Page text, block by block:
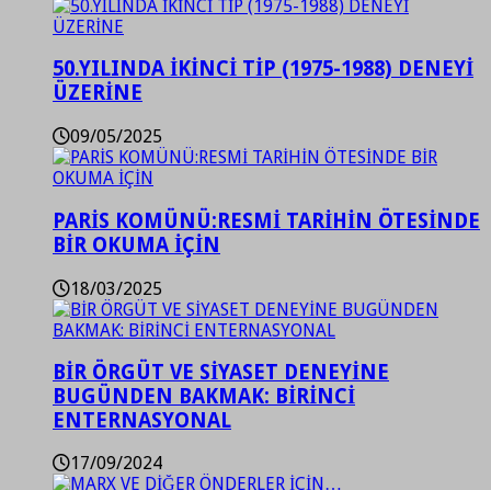
50.YILINDA İKİNCİ TİP (1975-1988) DENEYİ
ÜZERİNE
09/05/2025
PARİS KOMÜNÜ:RESMİ TARİHİN ÖTESİNDE
BİR OKUMA İÇİN
18/03/2025
BİR ÖRGÜT VE SİYASET DENEYİNE
BUGÜNDEN BAKMAK: BİRİNCİ
ENTERNASYONAL
17/09/2024